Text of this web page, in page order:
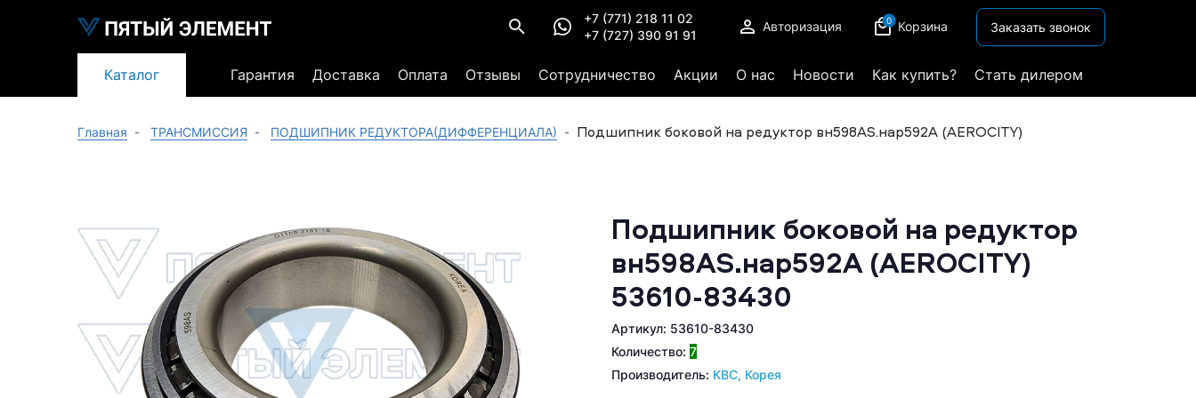
+7 (771) 218 11 02
+7 (727) 390 91 91
Авторизация 0 Корзина Заказать звонок
Каталог Гарантия Доставка Оплата Отзывы Сотрудничество Акции О нас Новости Как купить? Стать дилером
Главная ТРАНСМИССИЯ ПОДШИПНИК РЕДУКТОРА(ДИФФЕРЕНЦИАЛА) Подшипник боковой на редуктор вн598AS.нар592A (AEROCITY)
Подшипник боковой на редуктор
вн598AS.нар592A (AEROCITY)
53610-83430
Артикул: 53610-83430
Количество: 7
Производитель: KBC, Корея